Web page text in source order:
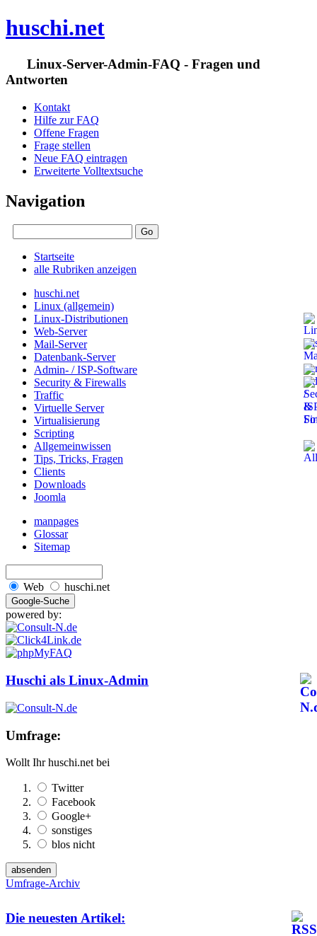
huschi.net
Linux-Server-Admin-FAQ - Fragen und
Antworten
Kontakt
Hilfe zur FAQ
Offene Fragen
Frage stellen
Neue FAQ eintragen
Erweiterte Volltextsuche
Navigation
Startseite
alle Rubriken anzeigen
huschi.net
Linux (allgemein)
Linux-Distributionen
Web-Server
Mail-Server
Datenbank-Server
Admin- / ISP-Software
Security & Firewalls
Traffic
Virtuelle Server
Virtualisierung
Scripting
Allgemeinwissen
Tips, Tricks, Fragen
Clients
Downloads
Joomla
manpages
Glossar
Sitemap
Web huschi.net
powered by:
Huschi als Linux-Admin
Umfrage:
Wollt Ihr huschi.net bei
Twitter
Facebook
Google+
sonstiges
blos nicht
Umfrage-Archiv
Die neuesten Artikel: